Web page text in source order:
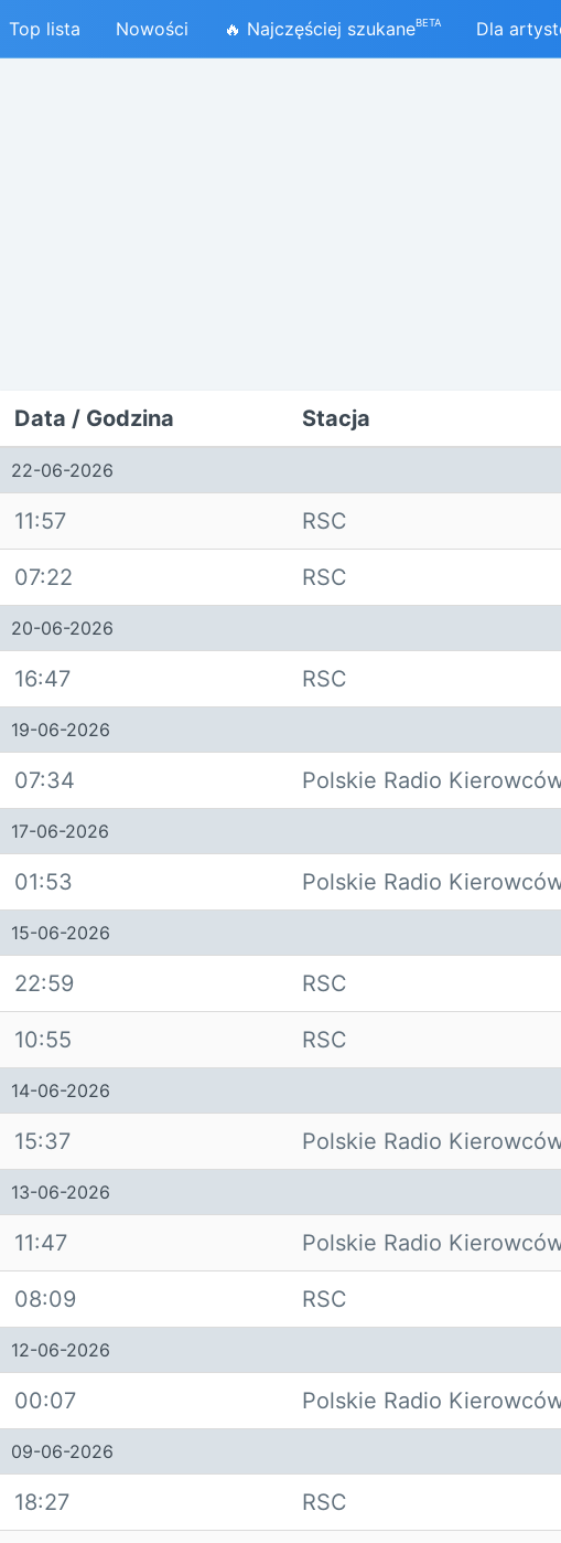
Top lista Nowości 🔥 Najczęściej szukaneBETA Dla
Data / Godzina Stacja
22-06-2026
11:57 RSC
07:22 RSC
20-06-2026
16:47 RSC
19-06-2026
07:34 Polskie Radio
17-06-2026
01:53 Polskie Radio
15-06-2026
22:59 RSC
10:55 RSC
14-06-2026
15:37 Polskie Radio
13-06-2026
11:47 Polskie Radio
08:09 RSC
12-06-2026
00:07 Polskie Radio
09-06-2026
18:27 RSC